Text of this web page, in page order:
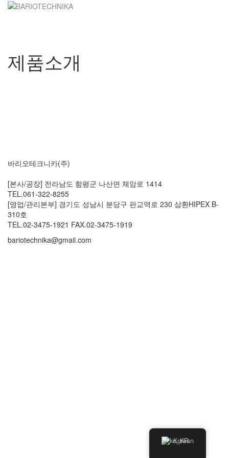
Skip
제품소개
바리오테크니카(주)
[본사/공장] 전라남도 함평군 나산면 체암로 1414
TEL.061-322-8255
[영업/관리본부] 경기도 성남시 분당구 판교역로 230 삼환HIPEX B-
310호
TEL.02-3475-1921 FAX.02-3475-1919
bariotechnika@gmail.com
Korean